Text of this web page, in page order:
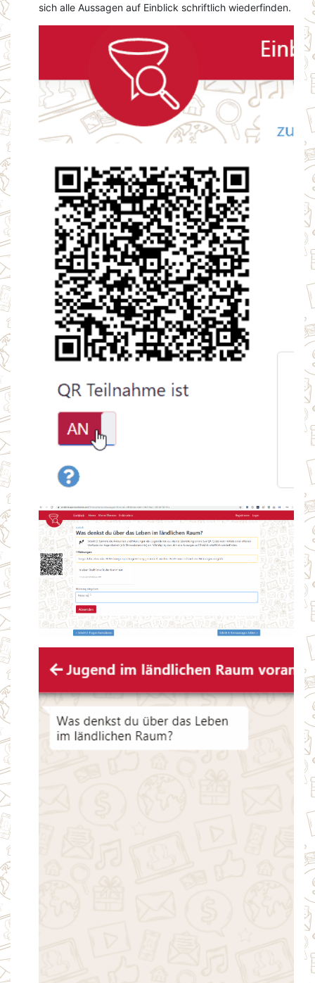
sich alle Aussagen auf Einblick schriftlich wiederfinden.